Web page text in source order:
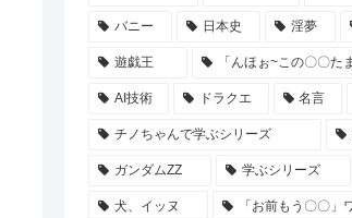
バニー 日本史 淫夢
遊戯王 「んほぉ~この〇〇た
AI技術 ドラクエ 名言
チノちゃんで学ぶシリーズ
ガンダムZZ 学ぶシリーズ
犬、イッヌ 「お前もう〇〇」